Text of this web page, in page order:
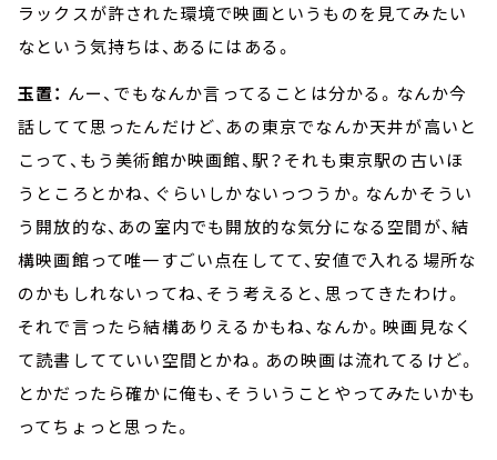
ラックスが許された環境で映画というものを見てみたい
なという気持ちは、あるにはある。
玉置： んー、でもなんか言ってることは分かる。なんか今
話してて思ったんだけど、あの東京でなんか天井が高いと
こって、もう美術館か映画館、駅？それも東京駅の古いほ
うところとかね、ぐらいしかないっつうか。なんかそうい
う開放的な、あの室内でも開放的な気分になる空間が、結
構映画館って唯一すごい点在してて、安値で入れる場所な
のかもしれないってね、そう考えると、思ってきたわけ。
それで言ったら結構ありえるかもね、なんか。映画見なく
て読書してていい空間とかね。あの映画は流れてるけど。
とかだったら確かに俺も、そういうことやってみたいかも
ってちょっと思った。